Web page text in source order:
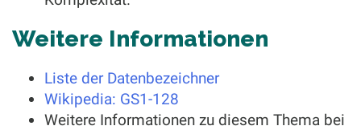
Weitere Informationen
Liste der Datenbezeichner
Wikipedia: GS1-128
Weitere Informationen zu diesem Thema bei